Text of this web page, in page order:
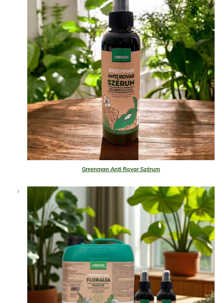
Greenman Anti Rovar Szérum